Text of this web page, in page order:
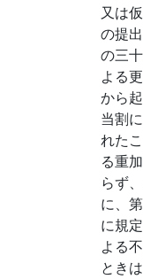
又は
の提
の三
よる
から
当割
れた
る重
らず
に、
に規
よる
とき